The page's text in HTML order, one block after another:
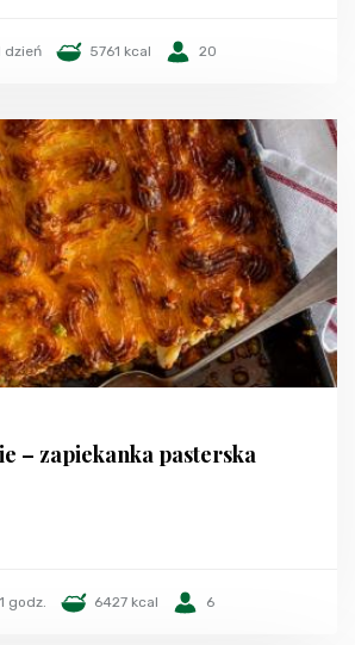
dzień 5761 kcal 20
– zapiekanka pasterska
1 godz. 6427 kcal 6